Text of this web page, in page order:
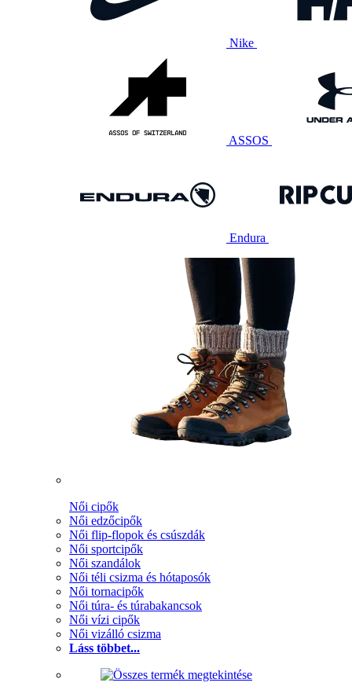
Nike
ASSOS
Endura
Női cipők
Női edzőcipők
Női flip-flopok és csúszdák
Női sportcipők
Női szandálok
Női téli csizma és hótaposók
Női tornacipők
Női túra- és túrabakancsok
Női vízi cipők
Női vizálló csizma
Láss többet...